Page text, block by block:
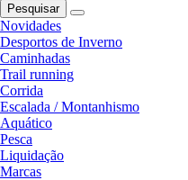
Pesquisar
Novidades
Desportos de Inverno
Caminhadas
Trail running
Corrida
Escalada / Montanhismo
Aquático
Pesca
Liquidação
Marcas